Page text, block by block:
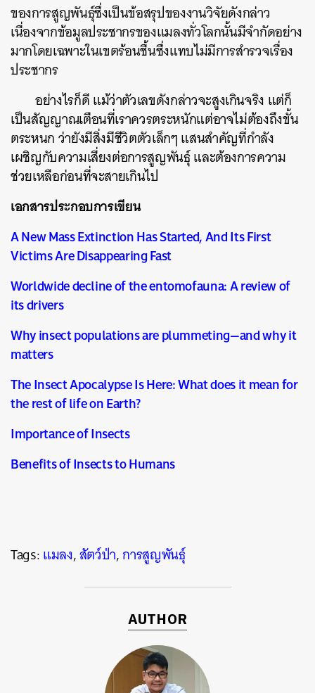
ของการสูญพันธุ์ซึ่งเป็นข้อสรุปของงานวิจัยดังกล่าว
เนื่องจากข้อมูลประชากรของแมลงทั่วโลกนั้นมีจำกัดอย่าง
มากโดยเฉพาะในเขตร้อนชื้นซึ่งแทบไม่มีการสำรวจเรื่อง
ประชากร
อย่างไรก็ดี แม้ว่าตัวเลขดังกล่าวจะสูงเกินจริง แต่ก็
เป็นสัญญาณเตือนที่เราควรตระหนักแต่อาจไม่ต้องถึงขั้น
ตระหนก ว่ายังมีสิ่งมีชีวิตตัวเล็กๆ แสนสำคัญที่กำลัง
เผชิญกับความเสี่ยงต่อการสูญพันธุ์ และต้องการความ
ช่วยเหลือก่อนที่จะสายเกินไป
เอกสารประกอบการเขียน
A New Mass Extinction Has Started, And Its First
Victims Are Disappearing Fast
Worldwide decline of the entomofauna: A review of
its drivers
Why insect populations are plummeting—and why it
matters
The Insect Apocalypse Is Here: What does it mean for
the rest of life on Earth?
Importance of Insects
Benefits of Insects to Humans
Tags:แมลง,สัตว์ป่า,การสูญพันธุ์
AUTHOR